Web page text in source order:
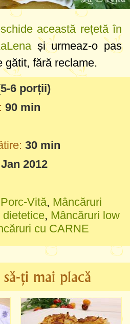
această rețetă în
și urmeaz-o pas
gătit, fără reclame.
6 porții)
90 min
30 min
2012
Vită, Mâncăruri
dietetice, Mâncăruri low
cu CARNE
ți mai placă